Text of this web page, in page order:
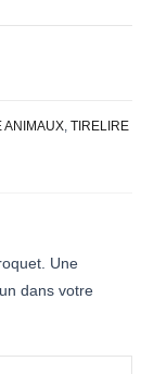
ANIMAUX, TIRELIRE
Une
dans votre